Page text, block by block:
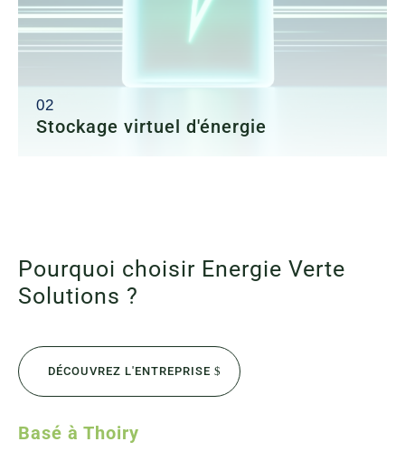
Stockage virtuel d'énergie
alternative écologique et économique aux batteries
physiques.
Pourquoi choisir Energie Verte
Solutions ?
DÉCOUVREZ L'ENTREPRISE
Basé à Thoiry